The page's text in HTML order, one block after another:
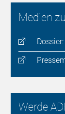
Medien
Werde